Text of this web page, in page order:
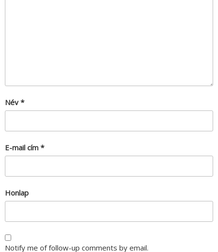
Név *
E-mail cím *
Honlap
Notify me of follow-up comments by email.